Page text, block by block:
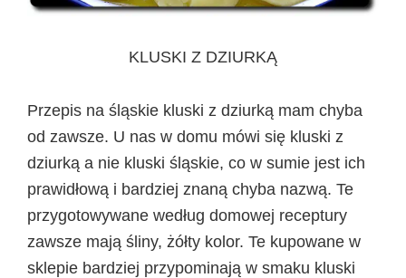
KLUSKI Z DZIURKĄ
Przepis na śląskie kluski z dziurką mam chyba
od zawsze. U nas w domu mówi się kluski z
dziurką a nie kluski śląskie, co w sumie jest ich
prawidłową i bardziej znaną chyba nazwą. Te
przygotowywane według domowej receptury
zawsze mają śliny, żółty kolor. Te kupowane w
sklepie bardziej przypominają w smaku kluski